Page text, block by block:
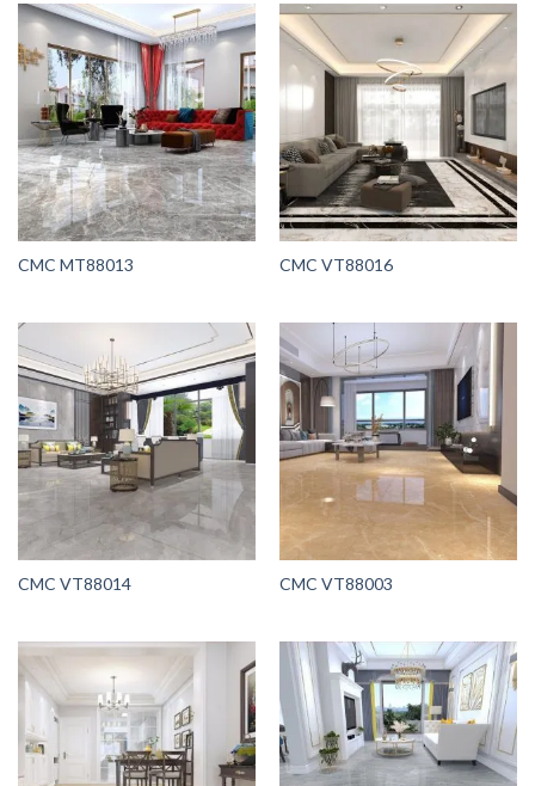
CMC MT88013 CMC VT88016
CMC VT88014 CMC VT88003